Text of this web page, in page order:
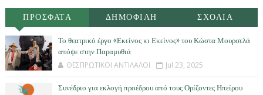
ΠΡΟΣΦΑΤΑ ΔΗΜΟΦΙΛΗ ΣΧΟΛΙΑ
Το θεατρικό έργο «Εκείνος κι Εκείνος» του Κώστα Μουρσελά
απόψε στην Παραμυθιά
ΘΕΣΠΡΩΤΙΚΟΙ ΑΝΤΙΛΑΛΟΙ Jul 23, 2025
Συνέδριο για εκλογή προέδρου από τους Ορίζοντες Ηπείρου